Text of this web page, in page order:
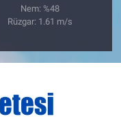
Nem: %48
Rüzgar: 1.61 m/s